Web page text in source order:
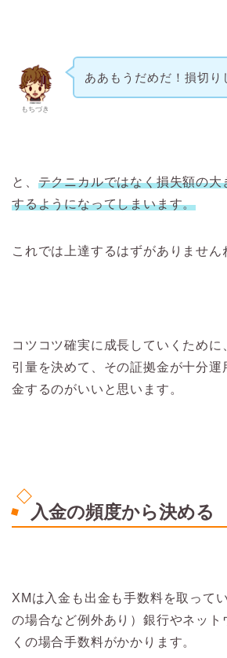
もちづき
ああもうだめだ！損切り
と、 テクニカルではなく損失額の大
するようになってしまいます。
これでは上達するはずがありません
コツコツ確実に成長していくために
引量を決めて、その証拠金が十分運
金するのがいいと思います。
入金の頻度から決める
XMは入金も出金も手数料を取って
の場合など例外あり）銀行やネット
くの場合手数料がかかります。